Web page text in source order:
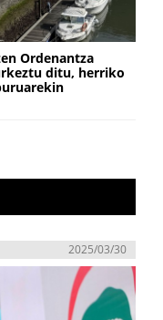
Ordenantza
ditu, herriko
2025/03/30